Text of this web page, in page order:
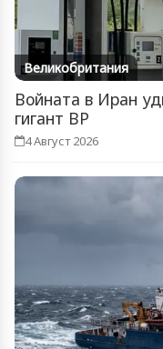
Великобритания
Войната в Иран
гигант BP
4 Август 2026